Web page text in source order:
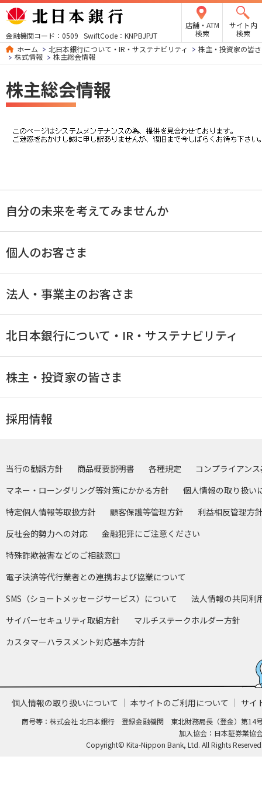
金融機関コード：0509 SwiftCode：KNPBJPJT
店舗・ATM
検索
サイト内
検索
ホーム
北日本銀行について・IR・サステナビリティ
株主・投資家の皆
株式情報
株主総会情報
株主総会情報
自分の未来を考えてみませんか
個人のお客さま
法人・事業主のお客さま
北日本銀行について・IR・サステナビリティ
株主・投資家の皆さま
採用情報
当行の勧誘方針 商品概要説明書 各種規定
コンプライアン
マネー・ローンダリング等対策にかかる方針
個人情報の取り扱い
特定個人情報等取扱方針
顧客保護等管理方針
利益相反管理方
反社会的勢力への対応
金融犯罪にご注意ください
特殊詐欺被害などのご相談窓口
電子決済等代行業者との連携および協業について
SMS（ショートメッセージサービス）について
法人情報の共同利
サイバーセキュリティ取組方針
マルチステークホルダー方針
カスタマーハラスメント対応基本方針
個人情報の取り扱いについて 本サイトのご利用について サイ
商号等：株式会社 北日本銀行 登録金融機関 東北財務局長（登金）第14
加入協会：日本証券業協
Copyright© Kita-Nippon Bank, Ltd. All Rights